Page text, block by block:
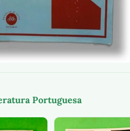
Portuguesa